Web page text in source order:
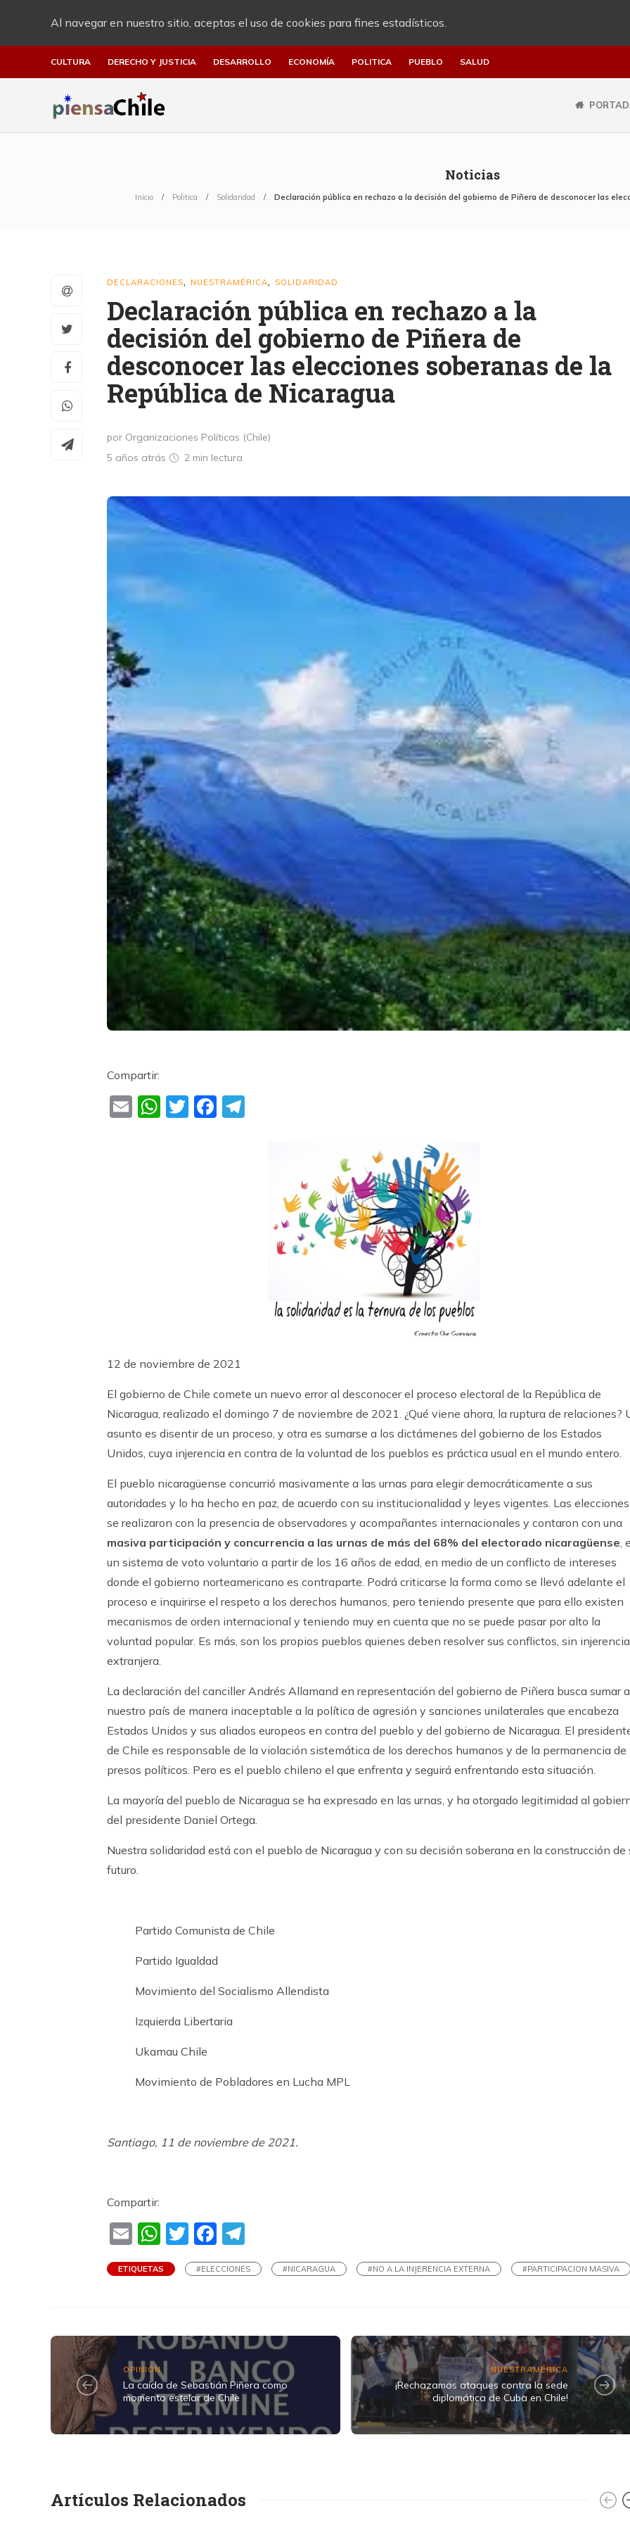
Al navegar en nuestro sitio, aceptas el uso de cookies para fines estadísticos.
CULTURA DERECHO Y JUSTICIA DESARROLLO ECONOMÍA POLITICA PUEBLO SALUD
Noticias
Inicio Politica Solidaridad Declaración pública en rechazo a la decisión del gobierno de Piñera de desconocer las
DECLARACIONES NUESTRAMÉRICA SOLIDARIDAD
Declaración pública en rechazo a la
decisión del gobierno de Piñera de
desconocer las elecciones soberanas de la
República de Nicaragua
por Organizaciones Políticas (Chile)
5 años atrás
2 min lectura
Compartir:
EmailWhatsApp
TwitterFacebook
12 de noviembre de 2021
El gobierno de Chile comete un nuevo error al desconocer el proceso electoral de la República de
Nicaragua, realizado el domingo 7 de noviembre de 2021. ¿Qué viene ahora, la ruptura de relaciones?
asunto es disentir de un proceso, y otra es sumarse a los dictámenes del gobierno de los Estados
Unidos, cuya injerencia en contra de la voluntad de los pueblos es práctica usual en el mundo entero.
El pueblo nicaragüense concurrió masivamente a las urnas para elegir democráticamente a sus
autoridades y lo ha hecho en paz, de acuerdo con su institucionalidad y leyes vigentes. Las elecciones
se realizaron con la presencia de observadores y acompañantes internacionales y contaron con una
masiva participación y concurrencia a las urnas de más del 68% del electorado nicaragüense,
un sistema de voto voluntario a partir de los 16 años de edad, en medio de un conflicto de intereses
donde el gobierno norteamericano es contraparte. Podrá criticarse la forma como se llevó adelante el
proceso e inquirirse el respeto a los derechos humanos, pero teniendo presente que para ello existen
mecanismos de orden internacional y teniendo muy en cuenta que no se puede pasar por alto la
voluntad popular. Es más, son los propios pueblos quienes deben resolver sus conflictos, sin injerencia
extranjera.
La declaración del canciller Andrés Allamand en representación del gobierno de Piñera busca sumar a
nuestro país de manera inaceptable a la política de agresión y sanciones unilaterales que encabeza
Estados Unidos y sus aliados europeos en contra del pueblo y del gobierno de Nicaragua. El
de Chile es responsable de la violación sistemática de los derechos humanos y de la permanencia de
presos políticos. Pero es el pueblo chileno el que enfrenta y seguirá enfrentando esta situación.
La mayoría del pueblo de Nicaragua se ha expresado en las urnas, y ha otorgado legitimidad al
del presidente Daniel Ortega.
Nuestra solidaridad está con el pueblo de Nicaragua y con su decisión soberana en la construcción de
futuro.
Partido Comunista de Chile
Partido Igualdad
Movimiento del Socialismo Allendista
Izquierda Libertaria
Ukamau Chile
Movimiento de Pobladores en Lucha MPL
Santiago, 11 de noviembre de 2021.
Compartir:
EmailWhatsApp
TwitterFacebook
ETIQUETAS #ELECCIONES #NICARAGUA #NO A LA INJERENCIA EXTERNA #PARTICIPACION MASIVA
OPINIÓN
La caída de Sebastián Piñera como
momento estelar de Chile
NUESTRAMÉRICA
¡Rechazamos ataques contra la sede
diplomática de Cuba en Chile!
Artículos Relacionados